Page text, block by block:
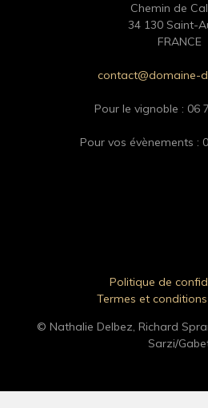
Chemin de
34 130 Saint-
FRANCE
contact@domaine-
Pour le vignoble : 06
Pour vos évènements :
© Nathalie Delbez, Richard
Sarzi/
Politique de
Termes et